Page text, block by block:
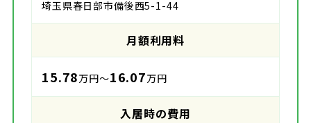
埼玉県春日部市備後西5-1-44
月額利用料
15.78万円～16.07万円
入居時の費用